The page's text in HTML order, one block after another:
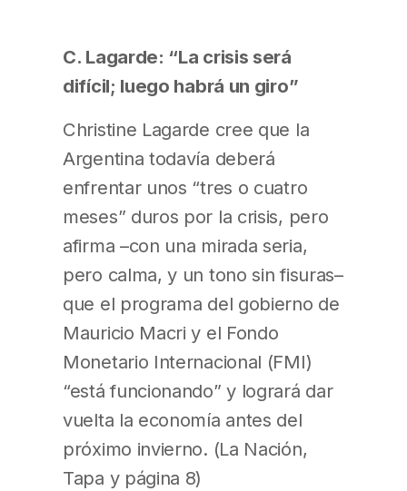
C. Lagarde: “La crisis será
difícil; luego habrá un giro”
Christine Lagarde cree que la
Argentina todavía deberá
enfrentar unos “tres o cuatro
meses” duros por la crisis, pero
afirma –con una mirada seria,
pero calma, y un tono sin fisuras–
que el programa del gobierno de
Mauricio Macri y el Fondo
Monetario Internacional (FMI)
“está funcionando” y logrará dar
vuelta la economía antes del
próximo invierno. (La Nación,
Tapa y página 8)